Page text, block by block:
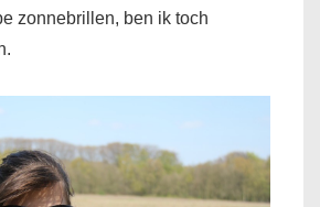
zonnebrillen, ben ik toch